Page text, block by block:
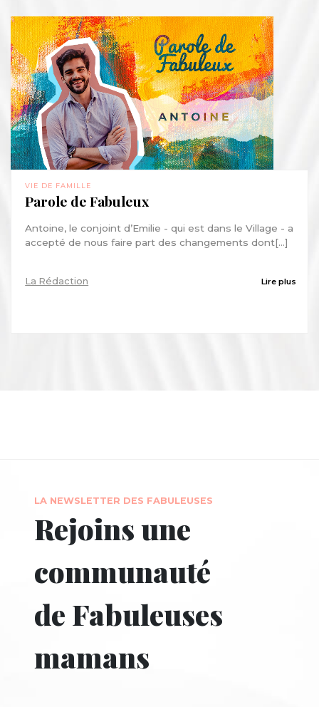
VIE DE FAMILLE
Parole de Fabuleux
Antoine, le conjoint d’Emilie - qui est dans le Village - a
accepté de nous faire part des changements dont[...]
La Rédaction Lire plus
LA NEWSLETTER DES FABULEUSES
Rejoins une
communauté
de Fabuleuses
mamans